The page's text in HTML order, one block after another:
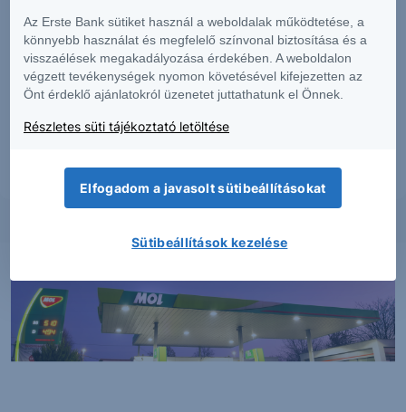
makrogazdasági helyzetet, a befektetések és azok hozamai alakulását olyan
tényezők alakítják, melyre a Társaságnak nincs befolyása, a befektető által
hozott döntés következményei a Társaságra nem háríthatók át. A jelen
dokumentumban foglaltak – teljes vagy részleges – felhasználása,
többszörözése, publikálása, átdolgozása, terjesztése kizárólag a Társaság
előzetes írásos engedélyével lehetséges. A jelen dokumentumban foglaltak
Dokumentumok – Erste Marketoldalon, illetve a Társaság ügyletek előtti
Az Erste Bank sütiket használ a weboldalak működtetése, a
könnyebb használat és megfelelő színvonal biztosítása és a
visszaélések megakadályozása érdekében. A weboldalon
végzett tevékenységek nyomon követésével kifejezetten az
Önt érdeklő ajánlatokról üzenetet juttathatunk el Önnek.
Részletes süti tájékoztató letöltése
Elfogadom a javasolt sütibeállításokat
Sütibeállítások kezelése